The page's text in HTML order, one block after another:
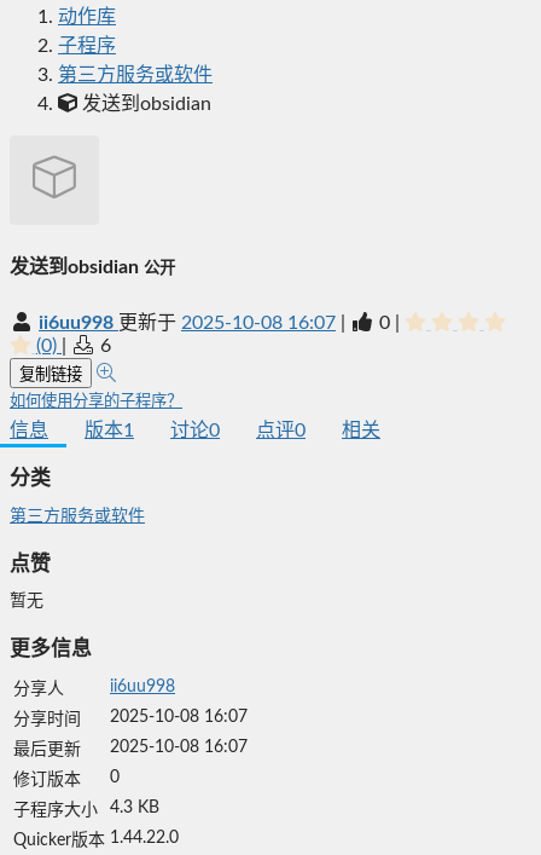
动作库
子程序
第三方服务或软件
发送到obsidian
发送到obsidian 公开
ii6uu998 更新于 2025-10-08 16:07 0
(0)
6
复制链接
如何使用分享的子程序？
信息 版本1 讨论0 点评0 相关
分类
第三方服务或软件
点赞
暂无
更多信息
分享人
ii6uu998
分享时间
2025-10-08 16:07
最后更新
2025-10-08 16:07
修订版本
0
子程序大小
4.3 KB
Quicker版本 1.44.22.0